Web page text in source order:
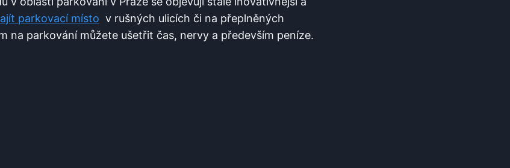
​parkovací⁢ místo ​ v rušných ulicích či na přeplněných
na parkování můžete ušetřit ‍čas, ⁢nervy a především peníze.